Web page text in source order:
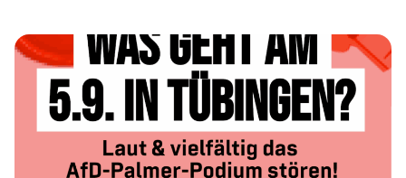
Geschäfte um die Umsätze ihres
Sommerschlussverkaufs. […]